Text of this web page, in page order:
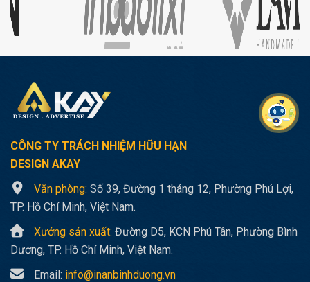
CÔNG TY TRÁCH NHIỆM HỮU HẠN
DESIGN AKAY
Văn phòng: Số 39, Đường 1 tháng 12, Phường Phú Lợi,
TP. Hồ Chí Minh, Việt Nam.
Xưởng sản xuất: Đường D5, KCN Phú Tân, Phường Bình
Dương, TP. Hồ Chí Minh, Việt Nam.
Email: info@inanbinhduong.vn